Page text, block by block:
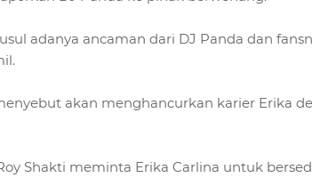
adanya ancaman dari DJ Panda dan
akan menghancurkan karier Erika
Shakti meminta Erika Carlina untuk